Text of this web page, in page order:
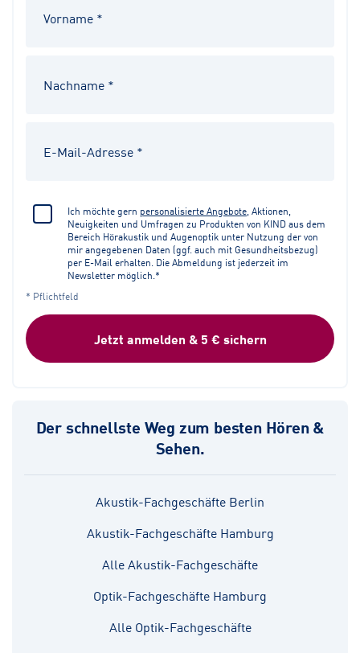
Ich möchte gern personalisierte Angebote, Aktionen,
Neuigkeiten und Umfragen zu Produkten von KIND aus dem
Bereich Hörakustik und Augenoptik unter Nutzung der von
mir angegebenen Daten (ggf. auch mit Gesundheitsbezug)
per E-Mail erhalten. Die Abmeldung ist jederzeit im
Newsletter möglich.*
* Pflichtfeld
Jetzt anmelden & 5 € sichern
Der schnellste Weg zum besten Hören &
Sehen.
Akustik-Fachgeschäfte Berlin
Akustik-Fachgeschäfte Hamburg
Alle Akustik-Fachgeschäfte
Optik-Fachgeschäfte Hamburg
Alle Optik-Fachgeschäfte